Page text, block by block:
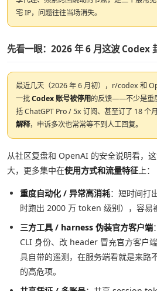
宅 IP，问题往往当场消失。
先看一眼：2026 年 6 月这波 Codex
最近几天（2026 年 6 月初），r/codex 和
一批Codex 账号被停用的反馈——不少是重
括 ChatGPT Pro / 5x 订阅、甚至订了 18 个月
解释，申诉多次也常常等不到人工回复。
从社区复盘和 OpenAI 的安全说明看，
大，更多集中在使用方式和流量特征 上：
重度自动化 / 异常高消耗：短时间打
时跑出 2000 万 token 级别），容易
三方工具 / harness 伪装官方客户端
CLI 身份、改 header 冒充官方客户
具自带的遥测，在服务端看就是来路
的高危项。